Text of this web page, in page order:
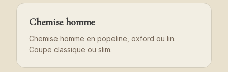
Chemise homme
Chemise homme en popeline, oxford ou lin.
Coupe classique ou slim.